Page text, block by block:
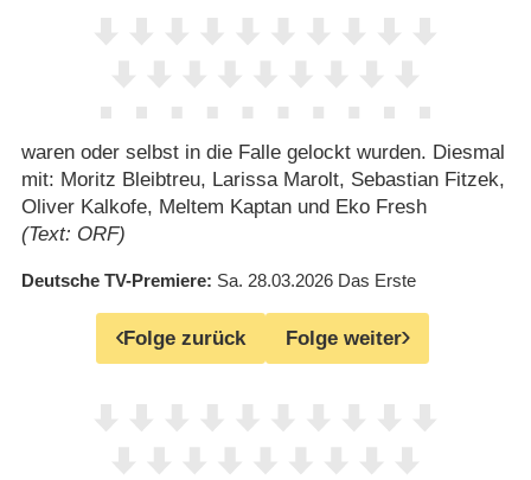
waren oder selbst in die Falle gelockt wurden. Diesmal
mit: Moritz Bleibtreu, Larissa Marolt, Sebastian Fitzek,
Oliver Kalkofe, Meltem Kaptan und Eko Fresh
(Text: ORF)
Deutsche TV-Premiere Sa. 28.03.2026 Das Erste
Folge zurück Folge weiter